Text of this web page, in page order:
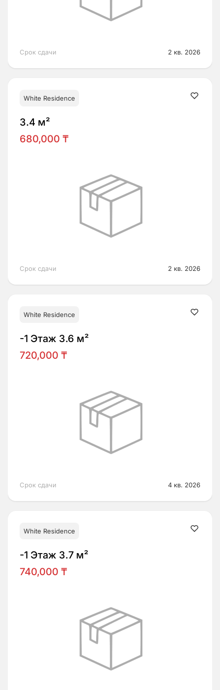
Срок сдачи 2 кв. 2026
White Residence
3.4 м²
680,000 ₸
Срок сдачи 2 кв. 2026
White Residence
-1 Этаж 3.6 м²
720,000 ₸
Срок сдачи 4 кв. 2026
White Residence
-1 Этаж 3.7 м²
740,000 ₸